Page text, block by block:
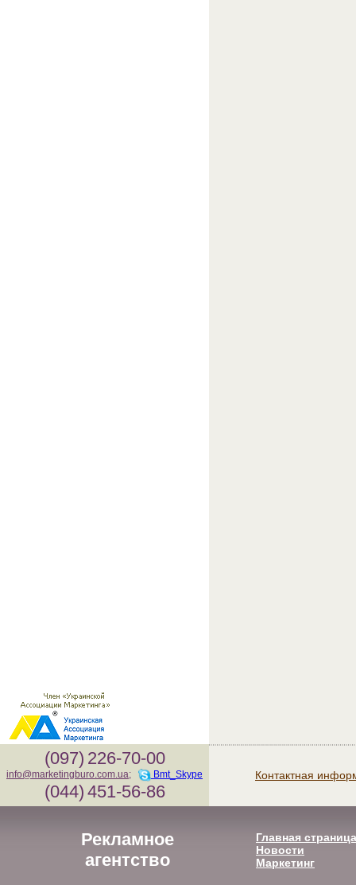
(097) 226-70-00
info@marketingburo.com.ua; Bmt_Skype
(044) 451-56-86
Контактная
Рекламное
агентство
Главная страница
Новости
Маркетинг